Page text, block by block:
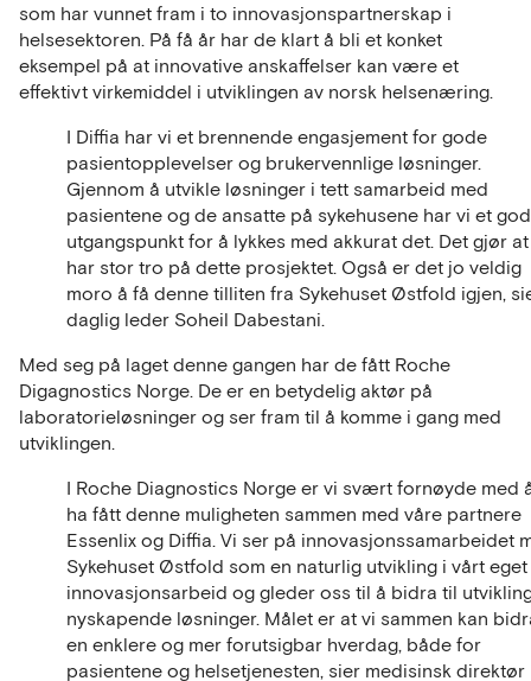
som har vunnet fram i to innovasjonspartnerskap i
helsesektoren. På få år har de klart å bli et konket
eksempel på at innovative anskaffelser kan være et
effektivt virkemiddel i utviklingen av norsk helsenæring.
I Diffia har vi et brennende engasjement for gode
pasientopplevelser og brukervennlige løsninger.
Gjennom å utvikle løsninger i tett samarbeid med
pasientene og de ansatte på sykehusene har vi et
utgangspunkt for å lykkes med akkurat det. Det gjør
har stor tro på dette prosjektet. Også er det jo veldig
moro å få denne tilliten fra Sykehuset Østfold igjen,
daglig leder Soheil Dabestani.
Med seg på laget denne gangen har de fått Roche
Digagnostics Norge. De er en betydelig aktør på
laboratorieløsninger og ser fram til å komme i gang med
utviklingen.
I Roche Diagnostics Norge er vi svært fornøyde med
ha fått denne muligheten sammen med våre partnere
Essenlix og Diffia. Vi ser på innovasjonssamarbeidet
Sykehuset Østfold som en naturlig utvikling i vårt eget
innovasjonsarbeid og gleder oss til å bidra til
nyskapende løsninger. Målet er at vi sammen kan
en enklere og mer forutsigbar hverdag, både for
pasientene og helsetjenesten, sier medisinsk direktør